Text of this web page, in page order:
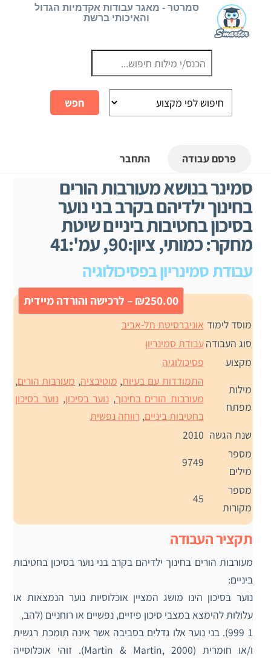
סמרטר - מאגר עבודות אקדמיות הגדול
והאיכותי ברשת
פרסם עבודה התחבר
סמינר בנושא מעורבות הורים
בחינוך ילדיהם בקרב בני נוער
בסיכון בחטיבות ביניים שיטת
מחקר: כמותי, ציון:90, עמ':41
עבודת סמינריון בפסיכולוגיה
₪250.00 – לרכישה והורדה מיידית
מוסד לימוד אוניברסיטת תל-אביב
סוג העבודהעבודת סמינריון
מקצוע
פסיכולוגיה
מילות
מפתח
התמודדות עם בעיות, מוטיבציה, מעורבות הורים,
מעורבות הורים בחינוך, נוער בסיכון, נוער בסיכון
בחטיבות ביניים, רווחה נפשית
שנת הגשה 2010
מספר
מילים
9749
מספר
מקורות
45
תקציר העבודה
מעורבות הורים בחינוך ילדיהם בקרב בני נוער בסיכון בחטיבות
ביניים:
נוער בסיכון הינו מושג המציין אוכלוסיות נוער הנמצאות או
עלולות להימצא במצבי סיכון פיזיים, נפשיים או רוחניים (להב,
1 999). בני נוער אלו גדלים בסביבה אשר אינה תומכת רגשית
ו/או חומרית (Martin & Martin, 2000). זוהי אוכלוסייה